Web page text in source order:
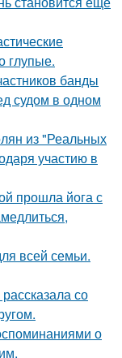
глупые.
банды
судом в одном
из "Реальных
участию в
прошла йога с
всей семьи.
со
о